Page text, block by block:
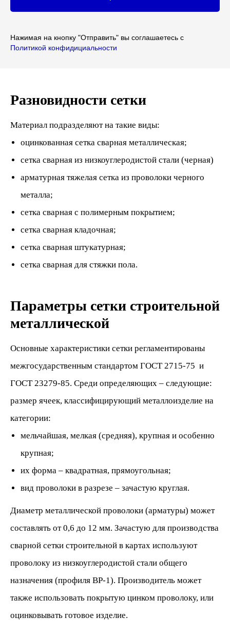
Нажимая на кнопку "Отправить" вы соглашаетесь с
Политикой конфидициальности
Разновидности сетки
Материал подразделяют на такие виды:
оцинкованная сетка сварная металлическая;
сетка сварная из низкоуглеродистой стали (черная)
арматурная тяжелая сетка из проволоки черного
металла;
сетка сварная с полимерным покрытием;
сетка сварная кладочная;
сетка сварная штукатурная;
сетка сварная для стяжки пола.
Параметры сетки строительной
металлической
Основные характеристики сетки регламентированы
межгосударственным стандартом ГОСТ 2715-75 и
ГОСТ 23279-85. Среди определяющих – следующие:
размер ячеек, классифицирующий металлоизделие на
категории:
мельчайшая, мелкая (средняя), крупная и особенно
крупная;
их форма – квадратная, прямоугольная;
вид проволоки в разрезе – зачастую круглая.
Диаметр металлической проволоки (арматуры) может
составлять от 0,6 до 12 мм. Зачастую для производства
сварной сетки строительной в картах используют
проволоку из низкоуглеродистой стали общего
назначения (профиля ВР-1). Производитель может
также использовать покрытую цинком проволоку, или
оцинковывать готовое изделие.